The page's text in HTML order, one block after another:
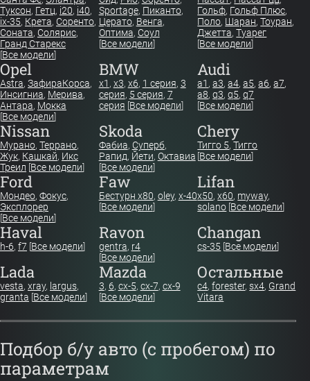
Туксон, Гетц, i20, i40,
ix-35, Крета, Соренто,
Соната, Солярис,
Гранд Старекс
[Все модели]
Sportage, Пиканто,
Церато, Венга,
Оптима, Соул
[Все модели]
Гольф, Гольф Плюс,
Поло, Шаран,Тоуран,
Джетта,Туарег
[Все модели]
Opel
Astra, ЗафираКорса,
Инсигниа, Мерива,
Антара, Мокка
[Все модели]
BMW
x1 , x3, x6, 1 серия, 3
серия, 5 серия, 7
серия [Все модели]
Audi
a1 ,a3,a4,a5,a6,a7,
a8,q3,q5,q7
[Все модели]
Nissan
Мурано, Террано,
Жук, Кашкай, Икс
Треил [Все модели]
Skoda
Фабиа, Суперб,
Рапид, Йети, Октавиа
[Все модели]
Chery
Тигго 5,Тигго
[Все модели]
Ford
Мондео, Фокус,
Эксплорер
[Все модели]
Faw
Бестурн х80, oley, x-40
[Все модели]
Lifan
x50,x60, myway,
solano [Все модели]
Haval
h-6, f7 [Все модели]
Ravon
gentra, r4
[Все модели]
Changan
cs-35 [Все модели]
Lada
vesta, xray, largus,
granta [Все модели]
Mazda
3, 6, cx-5, cx-7, cx-9
[Все модели]
Остальные
c4,forester,sx4, Grand
Vitara
Подбор б/у авто (с пробегом) по
параметрам